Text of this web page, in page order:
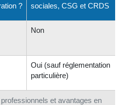
et avantages en
?
sociales, CSG et CRDS
Non
Oui (sauf réglementation
particulière)